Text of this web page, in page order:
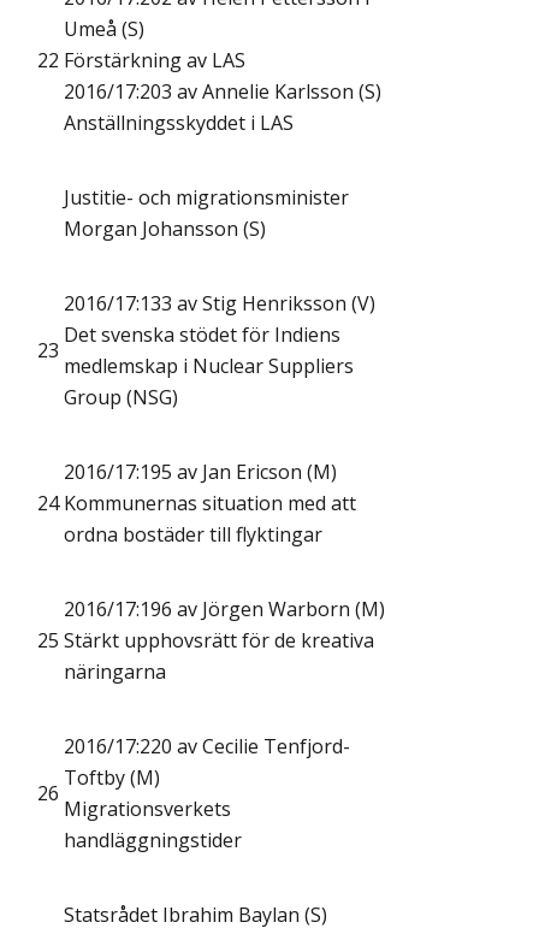
22
Umeå (S)
Förstärkning av LAS
2016/17:203 av Annelie Karlsson (S)
Anställningsskyddet i LAS
Justitie- och migrationsminister
Morgan Johansson (S)
23
2016/17:133 av Stig Henriksson (V)
Det svenska stödet för Indiens
medlemskap i Nuclear Suppliers
Group (NSG)
24
2016/17:195 av Jan Ericson (M)
Kommunernas situation med att
ordna bostäder till flyktingar
25
2016/17:196 av Jörgen Warborn (M)
Stärkt upphovsrätt för de kreativa
näringarna
26
2016/17:220 av Cecilie Tenfjord-
Toftby (M)
Migrationsverkets
handläggningstider
Statsrådet Ibrahim Baylan (S)